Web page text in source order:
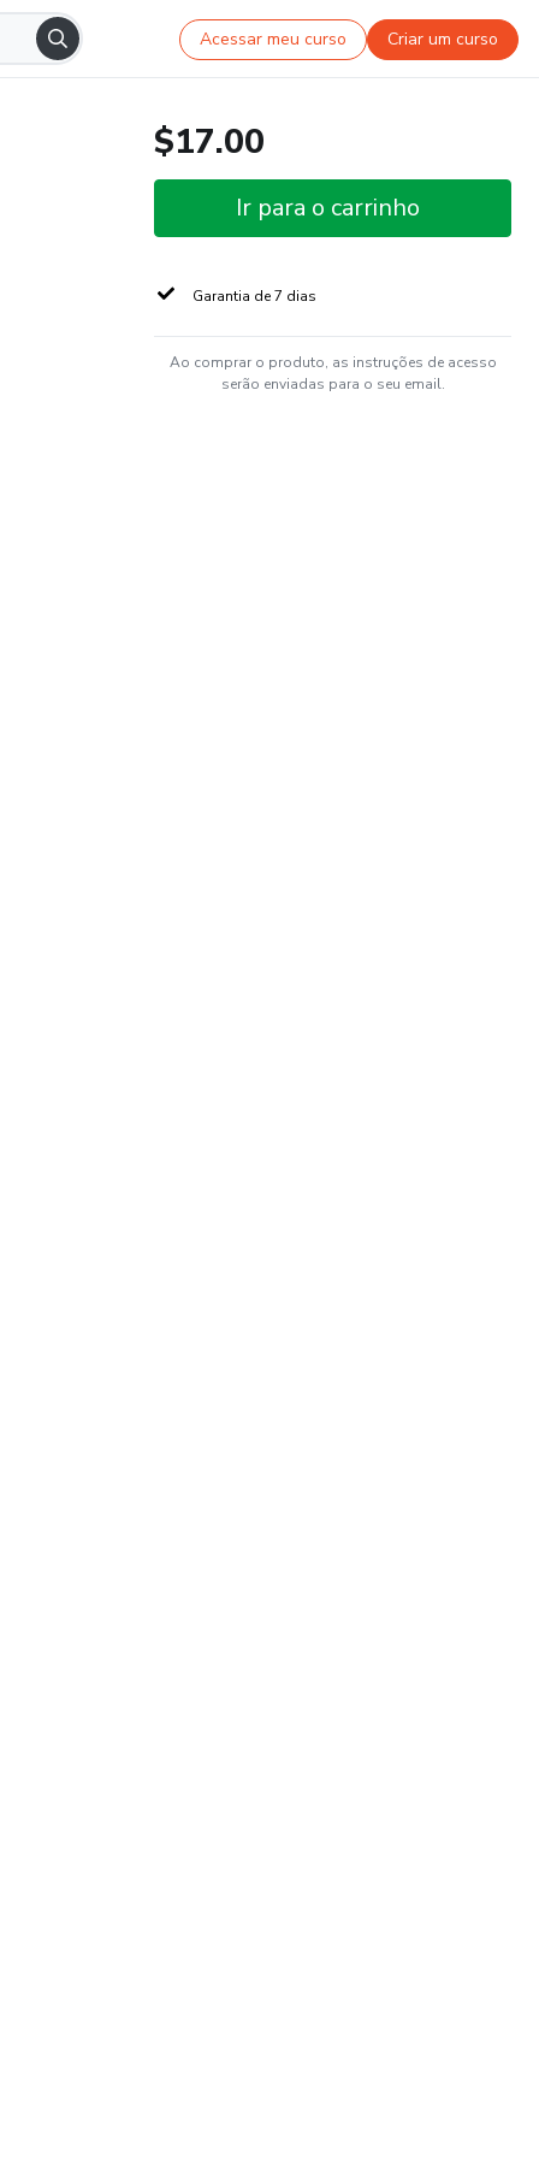
Acessar meu curso Criar um curso
$17.00
Ir para o carrinho
Garantia de 7 dias
Ao comprar o produto, as instruções de acesso
serão enviadas para o seu email.